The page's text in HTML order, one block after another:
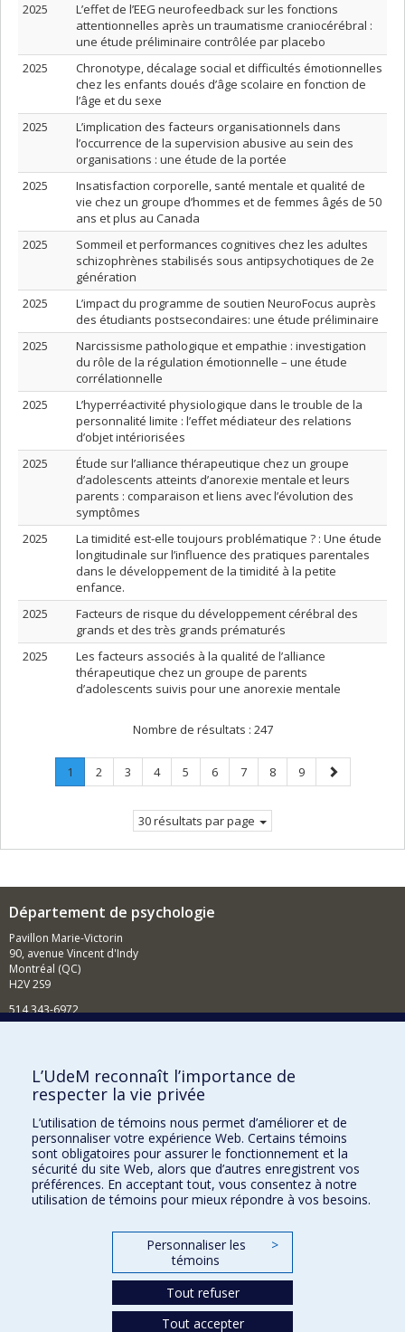
2025
L’effet de l’EEG neurofeedback sur les fonctions
attentionnelles après un traumatisme craniocérébral :
une étude préliminaire contrôlée par placebo
2025
Chronotype, décalage social et difficultés émotionnelles
chez les enfants doués d’âge scolaire en fonction de
l’âge et du sexe
2025
L’implication des facteurs organisationnels dans
l’occurrence de la supervision abusive au sein des
organisations : une étude de la portée
2025
Insatisfaction corporelle, santé mentale et qualité de
vie chez un groupe d’hommes et de femmes âgés de 50
ans et plus au Canada
2025
Sommeil et performances cognitives chez les adultes
schizophrènes stabilisés sous antipsychotiques de 2e
génération
2025
L’impact du programme de soutien NeuroFocus auprès
des étudiants postsecondaires: une étude préliminaire
2025
Narcissisme pathologique et empathie : investigation
du rôle de la régulation émotionnelle – une étude
corrélationnelle
2025
L’hyperréactivité physiologique dans le trouble de la
personnalité limite : l’effet médiateur des relations
d’objet intériorisées
2025
Étude sur l’alliance thérapeutique chez un groupe
d’adolescents atteints d’anorexie mentale et leurs
parents : comparaison et liens avec l’évolution des
symptômes
2025
La timidité est-elle toujours problématique ? : Une étude
longitudinale sur l’influence des pratiques parentales
dans le développement de la timidité à la petite
enfance.
2025
Facteurs de risque du développement cérébral des
grands et des très grands prématurés
2025
Les facteurs associés à la qualité de l’alliance
thérapeutique chez un groupe de parents
d’adolescents suivis pour une anorexie mentale
Nombre de résultats : 247
Page
1
Page
Page
2 Page
3 Page
4 Page
5 Page
6 Page
7 Page
8 Page
9
Page
suivante
30 résultats par page
Département de psychologie
Pavillon Marie-Victorin
90, avenue Vincent d'Indy
Montréal (QC)
H2V 2S9
514 343-6972
Comment soutenir le Département?
BESOIN D'AIDE?
Plan du site
Signaler une erreur
Accessibilité
FACULTÉ DES ARTS ET DES SCIENCES
Nos départements et écoles
L’UdeM reconnaît l’importance de
respecter la vie privée
L’utilisation de témoins nous permet d’améliorer et de
personnaliser votre expérience Web. Certains témoins
sont obligatoires pour assurer le fonctionnement et la
sécurité du site Web, alors que d’autres enregistrent vos
préférences. En acceptant tout, vous consentez à notre
utilisation de témoins pour mieux répondre à vos besoins.
Personnaliser les
témoins
>
Tout refuser
Tout accepter